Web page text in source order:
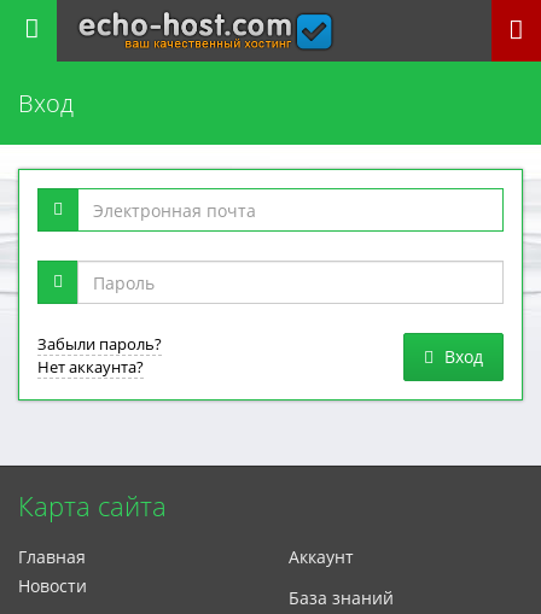
echo-host.com
Вход
Забыли пароль?
Нет аккаунта?
Вход
Карта сайта
Главная
Новости
Аккаунт
База знаний